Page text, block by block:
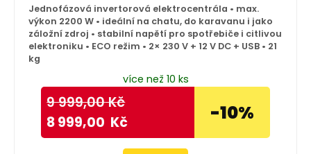
Jednofázová invertorová elektrocentrála • max.
výkon 2200 W • ideální na chatu, do karavanu i jako
záložní zdroj • stabilní napětí pro spotřebiče i citlivou
elektroniku • ECO režim • 2× 230 V + 12 V DC + USB • 21
kg
více než 10 ks
9 999,00Kč
8 999,00 Kč -10%